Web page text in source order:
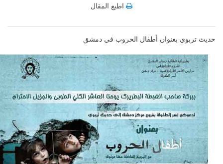
اطبع المقال
حديث تربوي بعنوان أطفال الحروب في دمشق